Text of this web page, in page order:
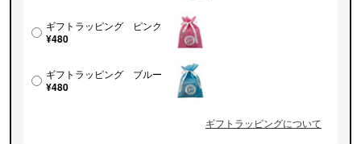
ギフトラッピング ピンク
¥480
ギフトラッピング ブルー
¥480
ギフトラッピングについて